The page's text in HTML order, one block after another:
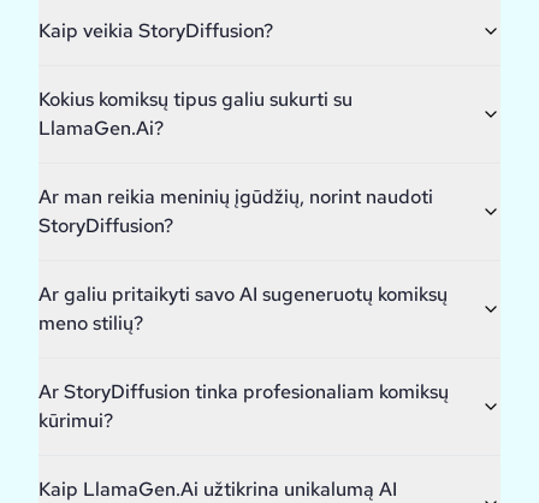
Kaip veikia StoryDiffusion?
Kokius komiksų tipus galiu sukurti su
LlamaGen.Ai?
Ar man reikia meninių įgūdžių, norint naudoti
StoryDiffusion?
Ar galiu pritaikyti savo AI sugeneruotų komiksų
meno stilių?
Ar StoryDiffusion tinka profesionaliam komiksų
kūrimui?
Kaip LlamaGen.Ai užtikrina unikalumą AI